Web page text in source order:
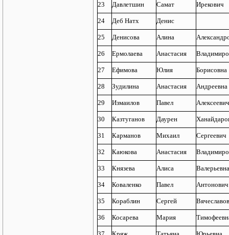
23 Давлетшин Самат Ирекович
24 Деб Натх Денис
25 Денисова Алина
26 Ермолаева Анастасия
27 Ефимова Юлия Борисовна
28 Зудилина Анастасия Андреевна
29 Измаилов Павел Алексеевич
30 Казтуганов Даурен
31 Карманов Михаил Сергеевич
32 Каюкова Анастасия
33 Князева Алиса Валерьевна
34 Коваленко Павел Антонович
35 Кораблин Сергей
36 Косарева Мария